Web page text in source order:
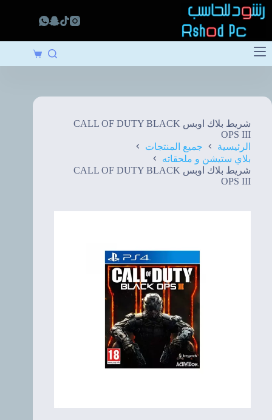
التجاوز
إلى
المحتوى
عربة
شريط بلاك اوبس CALL OF DUTY BLACK
OPS III
الرئيسية
جميع المنتجات
بلاي ستيشن و ملحقاته
شريط بلاك اوبس CALL OF DUTY BLACK
OPS III